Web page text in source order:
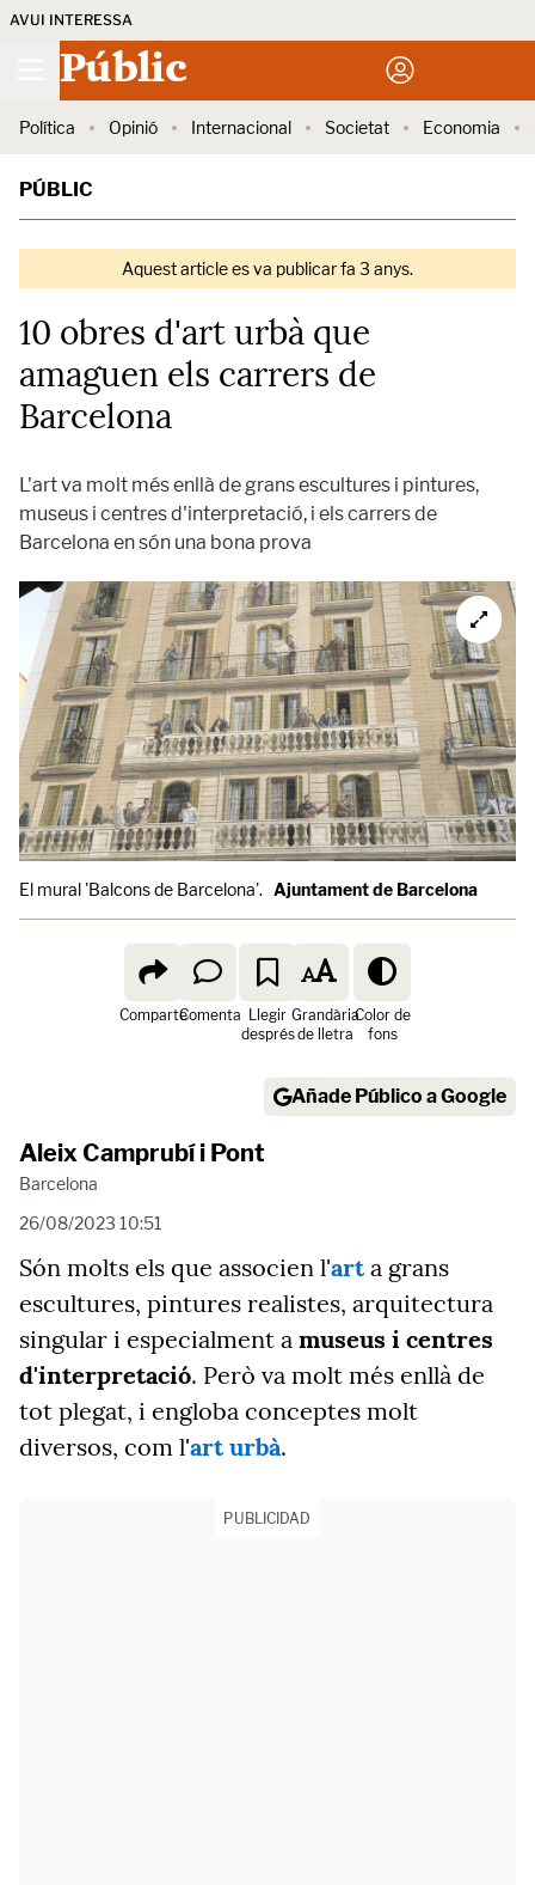
AVUI INTERESSA
Públic
Política Opinió Internacional Societat Economia
PÚBLIC
Aquest article es va publicar fa 3 anys.
10 obres d'art urbà que
amaguen els carrers de
Barcelona
L'art va molt més enllà de grans escultures i pintures,
museus i centres d'interpretació, i els carrers de
Barcelona en són una bona prova
El mural 'Balcons de Barcelona'. Ajuntament de Barcelona
ComparteComenta Llegir
després
Grandària
de lletra
Color de
fons
Añade Público a Google
Aleix Camprubí i Pont
Barcelona
26/08/2023 10:51
Són molts els que associen l'arta grans
escultures, pintures realistes, arquitectura
singular i especialment a museus i centres
d'interpretació. Però va molt més enllà de
tot plegat, i engloba conceptes molt
diversos, com l'art urbà.
PUBLICIDAD